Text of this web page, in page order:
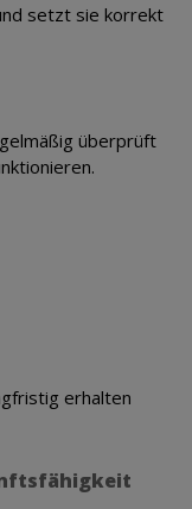
setzt sie korrekt
überprüft
erhalten